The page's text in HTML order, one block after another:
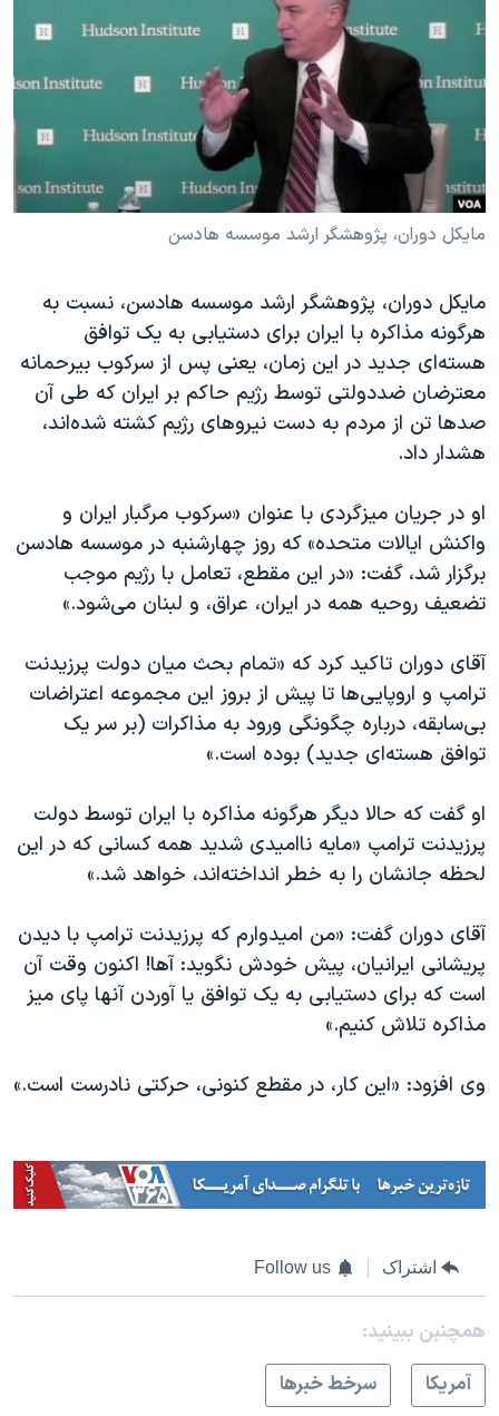
فرهنگ و زندگی
حقوق شهروندی
اقتصادی
علم و فناوری
اسرائیل در جنگ
مستندها
انتخابات ریاست جمهوری آمریکا ۲۰۲۴
حمله جمهوری اسلامی به اسرائیل
رمز مهسا
ورزش زنان در ایران
اعتراضات زن، زندگی، آزادی
تریبونال مردمی آبان ۹۸
دادگاه حمید نوری
چهل سال گروگان‌گیری
قانون شفافیت دارائی کادر رهبری ایران
اعتراضات مردمی آبان ۹۸
اسرائیل در جنگ
نرگس محمدی برنده جایزه نوبل صلح
همایش محافظه‌کاران آمریکا «سی‌پک»
سفر پرزیدنت ترامپ به چین
دنبال کنید
زبانهای مختلف
مایکل دوران، پژوهشگر ارشد موسسه هادسن
مایکل دوران، پژوهشگر ارشد موسسه هادسن، نسبت به
هرگونه مذاکره با ایران برای دستیابی به یک توافق
هسته‌ای جدید در این زمان، یعنی پس از سرکوب بیرحمانه
معترضان ضددولتی توسط رژیم حاکم بر ایران که طی آن
صدها تن از مردم به دست نیروهای رژیم کشته شده‌اند،
هشدار داد.
او در جریان میزگردی با عنوان «سرکوب مرگبار ایران و
واکنش ایالات متحده» که روز چهارشنبه در موسسه هادسن
برگزار شد، گفت: «در این مقطع، تعامل با رژیم موجب
تضعیف روحیه همه در ایران، عراق، و لبنان می‌شود.»
آقای دوران تاکید کرد که «تمام بحث میان دولت پرزیدنت
ترامپ و اروپایی‌ها تا پیش از بروز این مجموعه اعتراضات
بی‌سابقه، درباره چگونگی ورود به مذاکرات (بر سر یک
توافق هسته‌ای جدید) بوده است.»
او گفت که حالا دیگر هرگونه مذاکره با ایران توسط دولت
پرزیدنت ترامپ «مایه ناامیدی شدید همه کسانی که در این
لحظه جانشان را به خطر انداخته‌اند، خواهد شد.»
آقای دوران گفت: «من امیدوارم که پرزیدنت ترامپ با دیدن
پریشانی ایرانیان، پیش خودش نگوید: آها! اکنون وقت آن
است که برای دستیابی به یک توافق یا آوردن آنها پای میز
مذاکره تلاش کنیم.»
وی افزود: «این کار، در مقطع کنونی، حرکتی نادرست است.»
اشتراک Follow us
همچنبن ببینید:
آمريکا
سرخط خبرها